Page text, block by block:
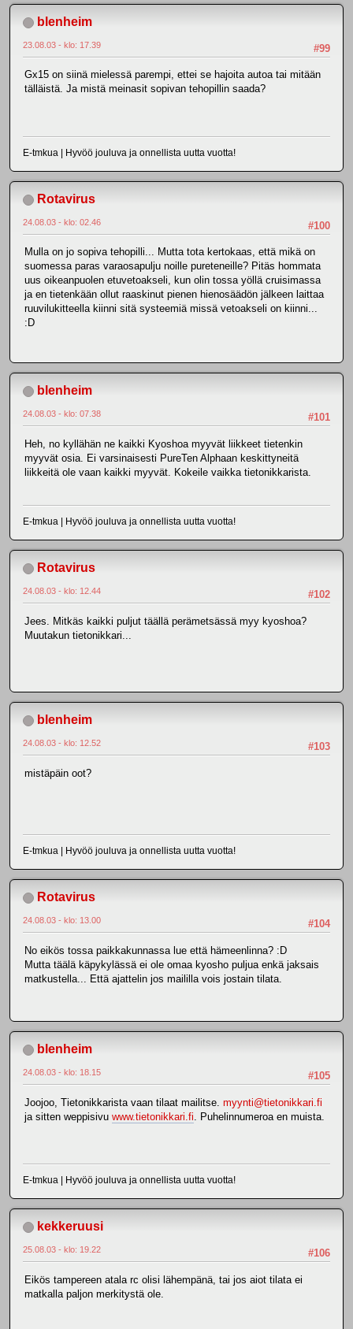
blenheim
#99
23.08.03 - klo: 17.39
Gx15 on siinä mielessä parempi, ettei se hajoita autoa tai mitään
tälläistä. Ja mistä meinasit sopivan tehopillin saada?
E-tmkua | Hyvöö jouluva ja onnellista uutta vuotta!
Rotavirus
#100
24.08.03 - klo: 02.46
Mulla on jo sopiva tehopilli... Mutta tota kertokaas, että mikä on
suomessa paras varaosapulju noille pureteneille? Pitäs hommata
uus oikeanpuolen etuvetoakseli, kun olin tossa yöllä cruisimassa
ja en tietenkään ollut raaskinut pienen hienosäädön jälkeen laittaa
ruuvilukitteella kiinni sitä systeemiä missä vetoakseli on kiinni...
:D
blenheim
#101
24.08.03 - klo: 07.38
Heh, no kyllähän ne kaikki Kyoshoa myyvät liikkeet tietenkin
myyvät osia. Ei varsinaisesti PureTen Alphaan keskittyneitä
liikkeitä ole vaan kaikki myyvät. Kokeile vaikka tietonikkarista.
E-tmkua | Hyvöö jouluva ja onnellista uutta vuotta!
Rotavirus
#102
24.08.03 - klo: 12.44
Jees. Mitkäs kaikki puljut täällä perämetsässä myy kyoshoa?
Muutakun tietonikkari...
blenheim
#103
24.08.03 - klo: 12.52
mistäpäin oot?
E-tmkua | Hyvöö jouluva ja onnellista uutta vuotta!
Rotavirus
#104
24.08.03 - klo: 13.00
No eikös tossa paikkakunnassa lue että hämeenlinna? :D
Mutta täälä käpykylässä ei ole omaa kyosho puljua enkä jaksais
matkustella... Että ajattelin jos maililla vois jostain tilata.
blenheim
#105
24.08.03 - klo: 18.15
Joojoo, Tietonikkarista vaan tilaat mailitse. myynti@tietonikkari.fi
ja sitten weppisivu www.tietonikkari.fi . Puhelinnumeroa en muista.
E-tmkua | Hyvöö jouluva ja onnellista uutta vuotta!
kekkeruusi
#106
25.08.03 - klo: 19.22
Eikös tampereen atala rc olisi lähempänä, tai jos aiot tilata ei
matkalla paljon merkitystä ole.